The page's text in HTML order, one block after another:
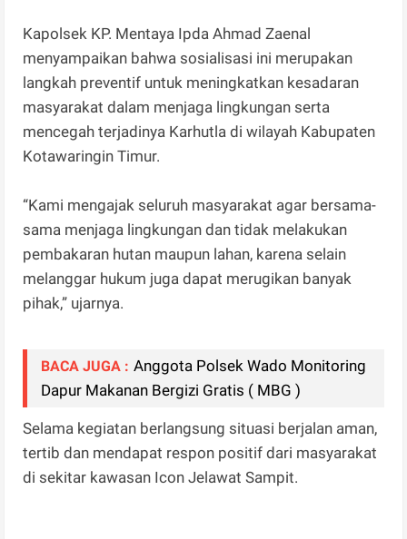
Kapolsek KP. Mentaya Ipda Ahmad Zaenal
menyampaikan bahwa sosialisasi ini merupakan
langkah preventif untuk meningkatkan kesadaran
masyarakat dalam menjaga lingkungan serta
mencegah terjadinya Karhutla di wilayah Kabupaten
Kotawaringin Timur.
“Kami mengajak seluruh masyarakat agar bersama-
sama menjaga lingkungan dan tidak melakukan
pembakaran hutan maupun lahan, karena selain
melanggar hukum juga dapat merugikan banyak
pihak,” ujarnya.
BACA JUGA : Anggota Polsek Wado Monitoring
Dapur Makanan Bergizi Gratis ( MBG )
Selama kegiatan berlangsung situasi berjalan aman,
tertib dan mendapat respon positif dari masyarakat
di sekitar kawasan Icon Jelawat Sampit.